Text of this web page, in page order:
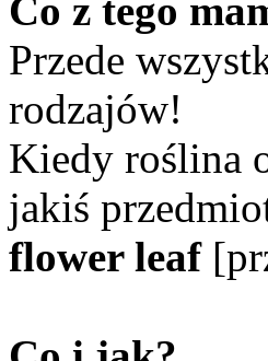
Co z tego
Przede
rodzajów!
Kiedy roślina
jakiś
flower leaf